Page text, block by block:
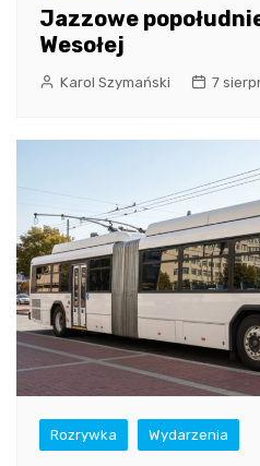
Jazzowe
Wesołej
Karol Szymański 7
Rozrywka Wydarzenia